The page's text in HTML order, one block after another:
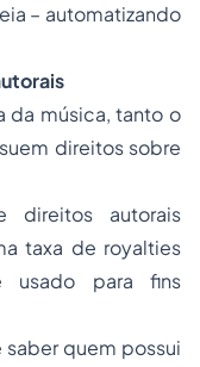
– automatizando
da música, tanto o
direitos sobre
direitos autorais
taxa de royalties
usado para fins
quem possui